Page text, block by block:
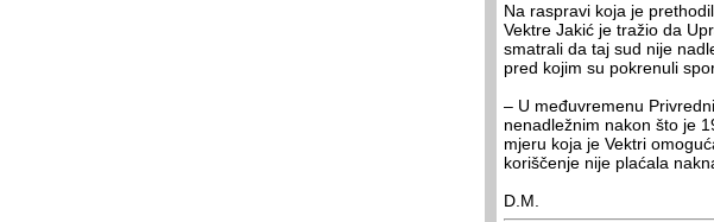
Na raspravi koja je
Vektre Jakić je tražio da
smatrali da taj sud nije
pred kojim su pokrenuli
– U međuvremenu
nenadležnim nakon što je
mjeru koja je Vektri
koriščenje nije plaćala
D.M.